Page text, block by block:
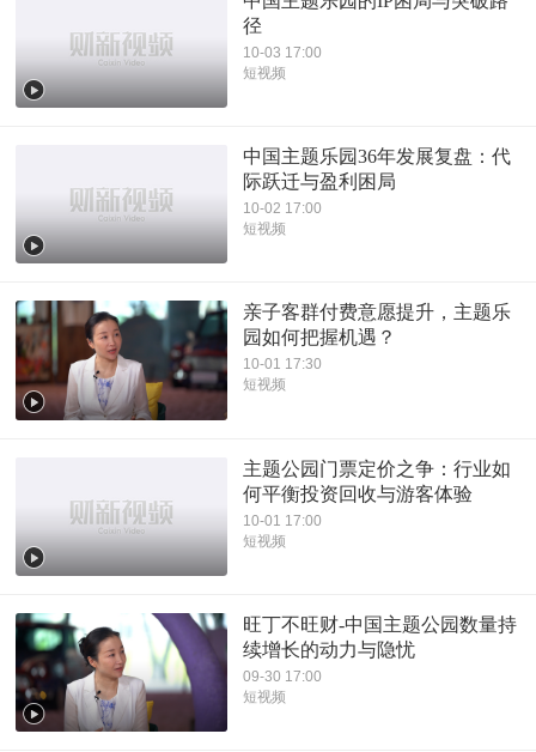
径
10-03 17:00
短视频
中国主题乐园36年发展复盘：代
际跃迁与盈利困局
10-02 17:00
短视频
亲子客群付费意愿提升，主题乐
园如何把握机遇？
10-01 17:30
短视频
主题公园门票定价之争：行业如
何平衡投资回收与游客体验
10-01 17:00
短视频
旺丁不旺财-中国主题公园数量持
续增长的动力与隐忧
09-30 17:00
短视频